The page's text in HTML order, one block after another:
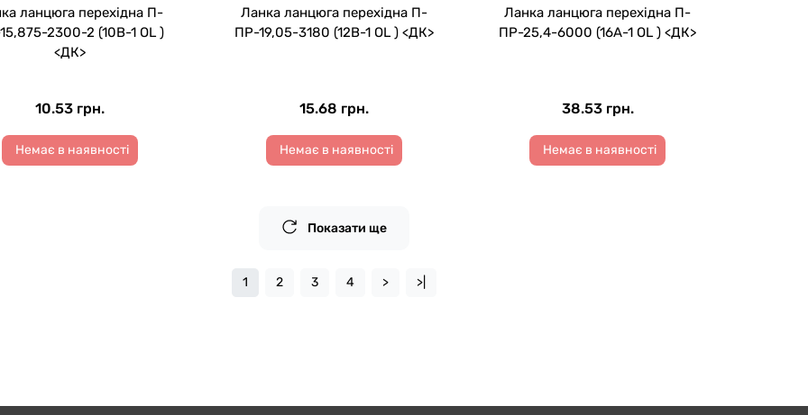
ланцюга перехідна П-
2300-2 (10B-1 OL )
<ДК>
10.53 грн.
Немає в наявності
Ланка ланцюга перехідна П-
ПР-19,05-3180 (12B-1 OL ) <ДК>
15.68 грн.
Немає в наявності
Ланка ланцюга перехідна П-
ПР-25,4-6000 (16A-1 OL ) <ДК>
38.53 грн.
Немає в наявності
Показати ще
1 2 3 4 > >|